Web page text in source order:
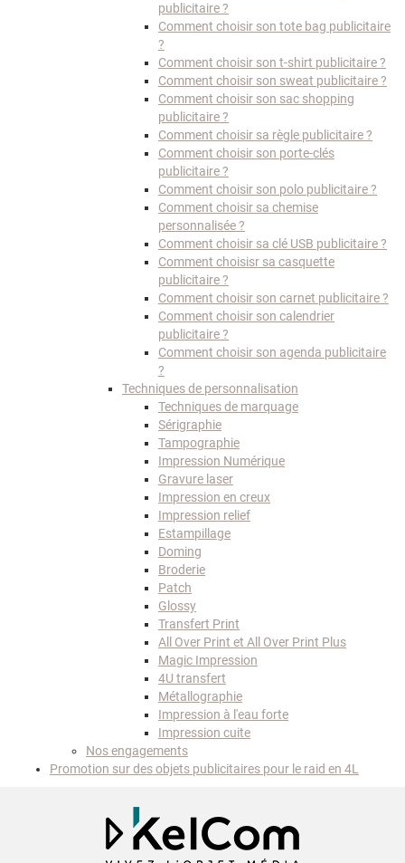
publicitaire ?
Comment choisir son tote bag publicitaire
?
Comment choisir son t-shirt publicitaire ?
Comment choisir son sweat publicitaire ?
Comment choisir son sac shopping
publicitaire ?
Comment choisir sa règle publicitaire ?
Comment choisir son porte-clés
publicitaire ?
Comment choisir son polo publicitaire ?
Comment choisir sa chemise
personnalisée ?
Comment choisir sa clé USB publicitaire ?
Comment choisisr sa casquette
publicitaire ?
Comment choisir son carnet publicitaire ?
Comment choisir son calendrier
publicitaire ?
Comment choisir son agenda publicitaire
?
Techniques de personnalisation
Techniques de marquage
Sérigraphie
Tampographie
Impression Numérique
Gravure laser
Impression en creux
Impression relief
Estampillage
Doming
Broderie
Patch
Glossy
Transfert Print
All Over Print et All Over Print Plus
Magic Impression
4U transfert
Métallographie
Impression à l'eau forte
Impression cuite
Nos engagements
Promotion sur des objets publicitaires pour le raid en 4L